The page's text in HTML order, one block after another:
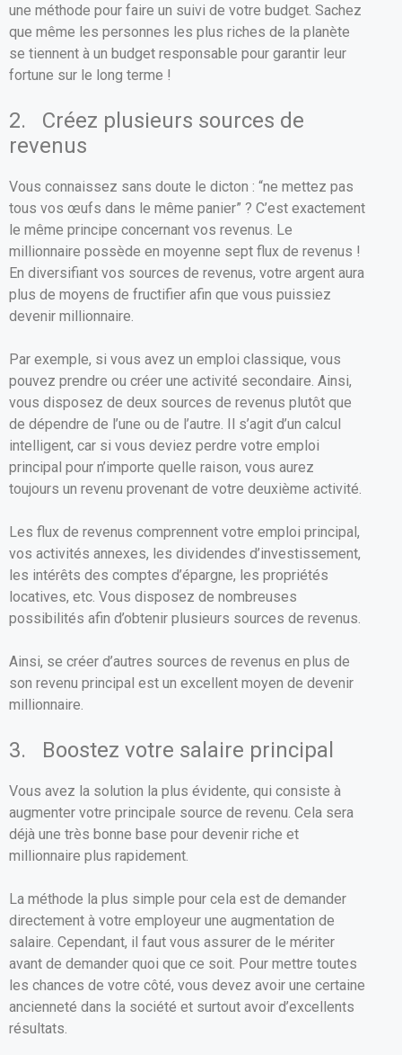
une méthode pour faire un suivi de votre budget. Sachez
que même les personnes les plus riches de la planète
se tiennent à un budget responsable pour garantir leur
fortune sur le long terme !
2. Créez plusieurs sources de
revenus
Vous connaissez sans doute le dicton : “ne mettez pas
tous vos œufs dans le même panier” ? C’est exactement
le même principe concernant vos revenus. Le
millionnaire possède en moyenne sept flux de revenus !
En diversifiant vos sources de revenus, votre argent aura
plus de moyens de fructifier afin que vous puissiez
devenir millionnaire.
Par exemple, si vous avez un emploi classique, vous
pouvez prendre ou créer une activité secondaire. Ainsi,
vous disposez de deux sources de revenus plutôt que
de dépendre de l’une ou de l’autre. Il s’agit d’un calcul
intelligent, car si vous deviez perdre votre emploi
principal pour n’importe quelle raison, vous aurez
toujours un revenu provenant de votre deuxième activité.
Les flux de revenus comprennent votre emploi principal,
vos activités annexes, les dividendes d’investissement,
les intérêts des comptes d’épargne, les propriétés
locatives, etc. Vous disposez de nombreuses
possibilités afin d’obtenir plusieurs sources de revenus.
Ainsi, se créer d’autres sources de revenus en plus de
son revenu principal est un excellent moyen de devenir
millionnaire.
3. Boostez votre salaire principal
Vous avez la solution la plus évidente, qui consiste à
augmenter votre principale source de revenu. Cela sera
déjà une très bonne base pour devenir riche et
millionnaire plus rapidement.
La méthode la plus simple pour cela est de demander
directement à votre employeur une augmentation de
salaire. Cependant, il faut vous assurer de le mériter
avant de demander quoi que ce soit. Pour mettre toutes
les chances de votre côté, vous devez avoir une certaine
ancienneté dans la société et surtout avoir d’excellents
résultats.